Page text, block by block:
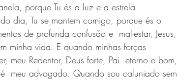
porque Tu és a luz e a estrela
dia, Tu se mantem comigo, porque és o
de profunda confusão e  mal-estar, Jesus,
minha vida. E quando minhas forças
meu Redentor, Deus forte, Pai  eterno e bom,
meu advogado. Quando sou caluniado sem